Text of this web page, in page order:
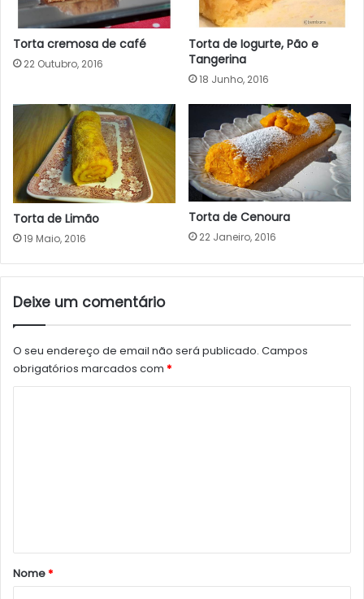
Torta cremosa de café
22 Outubro, 2016
Torta de Iogurte, Pão e
Tangerina
18 Junho, 2016
Torta de Limão
19 Maio, 2016
Torta de Cenoura
22 Janeiro, 2016
Deixe um comentário
O seu endereço de email não será publicado. Campos
obrigatórios marcados com *
r
Nome*